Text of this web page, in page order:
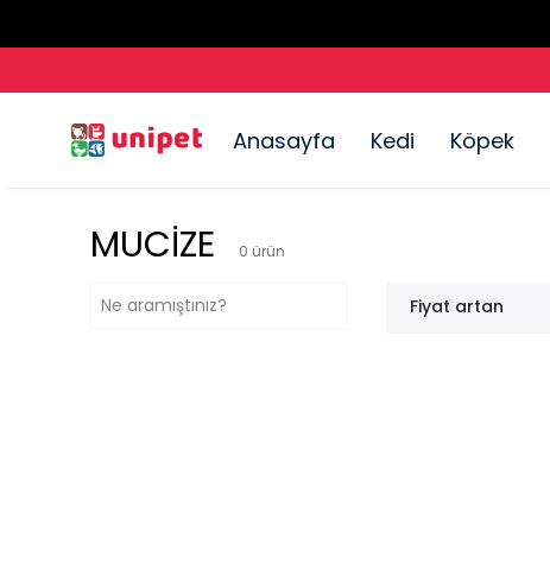
Anasayfa Kedi Köpek
MUCİZE 0 ürün
Fiyat artan